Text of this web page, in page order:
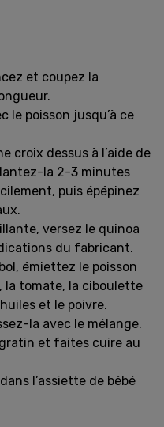
et coupez la
le poisson jusqu’à ce
croix dessus à l’aide de
la 2-3 minutes
puis épépinez
versez le quinoa
du fabricant.
émiettez le poisson
la tomate, la ciboulette
et le poivre.
la avec le mélange.
et faites cuire au
l’assiette de bébé